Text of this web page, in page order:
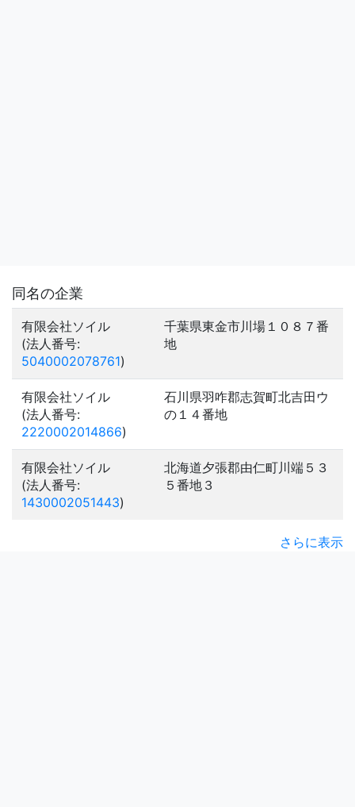
同名の企業
有限会社ソイル
(法人番号:
5040002078761)
千葉県東金市川場１０８７番
地
有限会社ソイル
(法人番号:
2220002014866)
石川県羽咋郡志賀町北吉田ウ
の１４番地
有限会社ソイル
(法人番号:
1430002051443)
北海道夕張郡由仁町川端５３
５番地３
さらに表示